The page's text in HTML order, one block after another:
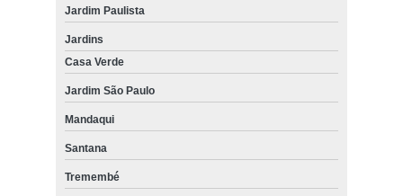
Jardim Paulista
Jardins
Casa Verde
Jardim São Paulo
Mandaqui
Santana
Tremembé